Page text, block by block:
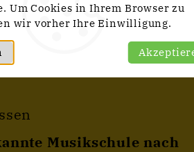
Um Cookies in Ihrem Browser zu
wir vorher Ihre Einwilligung.
& Donnerstag
Musikschule nach